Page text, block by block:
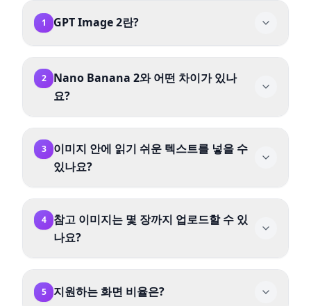
1 GPT Image 2란?
성하고, 최대 4장의 참고 이미지를 사용해 편집·합
성도 가능합니다.
2
Nano Banana 2와 어떤 차이가 있나
요?
있습니다. Nano Banana 2는 포토리얼리즘과
Google 검색 기반 실시간 생성에 중점을 둡니다.
3
이미지 안에 읽기 쉬운 텍스트를 넣을 수
있나요?
간판, UI 목업 등에 적합합니다.
4
참고 이미지는 몇 장까지 업로드할 수 있
나요?
유지하면서 프롬프트에 따라 수정합니다.
5 지원하는 화면 비율은?